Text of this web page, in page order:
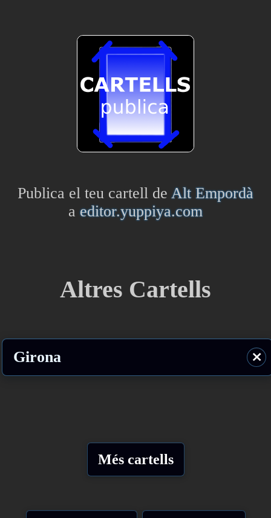
Publica el teu cartell de Alt Empordà
aeditor.yuppiya.com
Altres Cartells
Girona ⨯
Més cartells